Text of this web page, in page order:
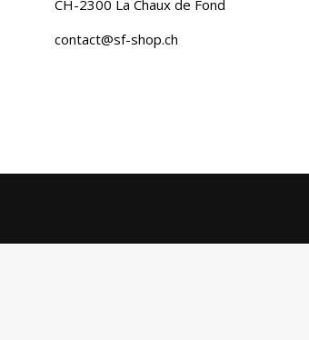
CH-2300 La Chaux de Fond
contact@sf-shop.ch